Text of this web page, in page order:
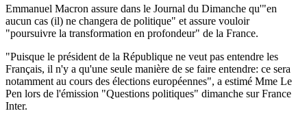
Emmanuel Macron assure dans le Journal du Dimanche qu'"en
aucun cas (il) ne changera de politique" et assure vouloir
"poursuivre la transformation en profondeur" de la France.
"Puisque le président de la République ne veut pas entendre les
Français, il n'y a qu'une seule manière de se faire entendre: ce sera
notamment au cours des élections européennes", a estimé Mme Le
Pen lors de l'émission "Questions politiques" dimanche sur France
Inter.